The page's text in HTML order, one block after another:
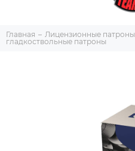
Главная Лицензионные патроны
гладкоствольные патроны